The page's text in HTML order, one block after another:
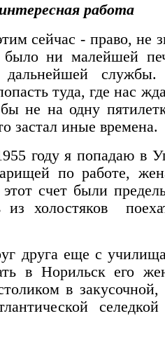
работа
- право, не знаю,
было ни малейшей
дальнейшей
туда, где нас
не на одну
застал иные времена.
в
по работе,
счет были
из холостяков
друга еще с
в Норильск его
в